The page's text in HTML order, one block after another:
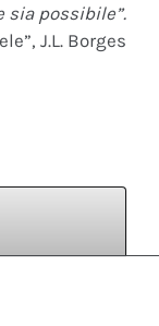
sia possibile”.
J.L. Borges